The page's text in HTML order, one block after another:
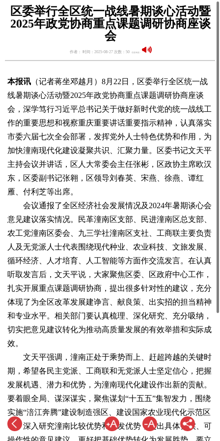
区委举行全区统一战线暑期谈心活动暨
2025年政党协商重点课题调研协商座谈
会
作者： 时间：2025-08-27 次数：50 语音阅读：
本报讯 （记者蒋坐邓越月）8月22日，区委举行全区统一战
线暑期谈心活动暨2025年政党协商重点课题调研协商座谈
会，深学笃行习近平总书记关于做好新时代党的统一战线工
作的重要思想和视察重庆重要讲话重要指示精神，认真落实
市委六届七次全会部署，发挥党外人士特色优势和作用，为
加快潼南现代化建设凝聚共识、汇聚力量。区委书记文天平
主持会议并讲话，区人大常委会主任张彬，区政协主席欧汉
东，区委副书记张翱，区领导刘春英、宋燕、徐燕、谭红
雁、付利芝等出席。
会议通报了全区经济社会发展情况及2024年暑期谈心会
意见建议落实情况。民革潼南区支部、民进潼南区总支部、
农工党潼南区委会、九三学社潼南区支社、工商联主要负责
人及无党派人士代表围绕现代种业、农业科技、文旅发展、
循环经济、人才培育、人工智能等方面作交流发言。在认真
听取发言后，文天平说，大家聚焦区委、区政府中心工作，
扎实开展重点课题调研协商，提出很多针对性的建议，充分
体现了为全区改革发展建诤言、献良策、出实招的担当精神
和专业水平。相关部门要认真梳理、深化研究、充分吸纳，
切实把意见建议转化为推动高质量发展的有效举措和实际成
效。
文天平强调，潼南正处于乘势而上、赶超跨越的关键时
期，希望各民主党派、工商联和无党派人士坚定信心，把握
发展机遇、潜力和优势，为潼南现代化建设作出新的贡献。
要着眼全局、谋深谋实，聚焦谋划“十五五”集智发力，围绕
实施“涪江奔腾”建设制造强区、建设国家农业现代化示范区
等，深入研究潼南比较优势和后发优势，提出具体务实、可